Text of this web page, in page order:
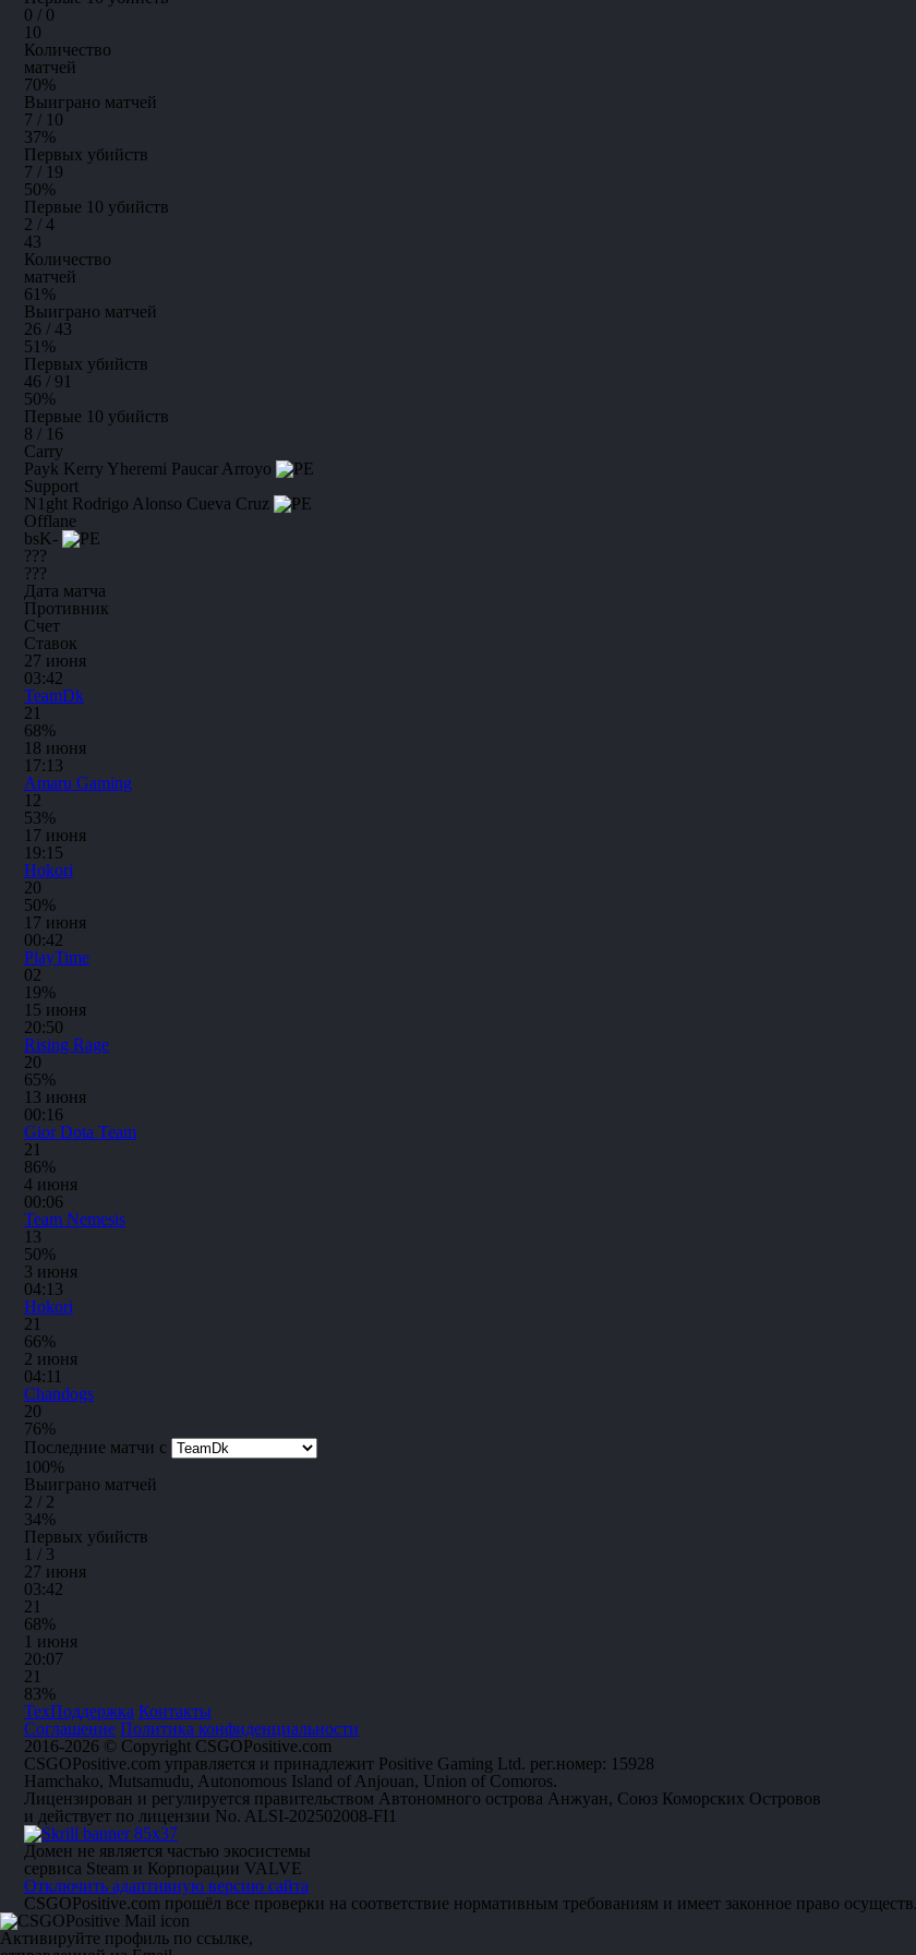
0 / 0
10
Количество
матчей
70%
Выиграно матчей
7 / 10
37%
Первых убийств
7 / 19
50%
Первые 10 убийств
2 / 4
43
Количество
матчей
61 %
Выиграно матчей
26 / 43
51 %
Первых убийств
46 / 91
50%
Первые 10 убийств
8 / 16
Carry
Payk Kerry Yheremi Paucar Arroyo
Support
N1ght Rodrigo Alonso Cueva Cruz
Offlane
bsK-
???
???
Дата матча
Противник
Счет
Ставок
27 июня
03:42
TeamDk
21
68%
18 июня
17:13
Amaru Gaming
1 2
53%
17 июня
19:15
Hokori
20
50%
17 июня
00:42
PlayTime
02
19%
15 июня
20:50
Rising Rage
20
65%
13 июня
00:16
Gior Dota Team
21
86%
4 июня
00:06
Team Nemesis
1 3
50%
3 июня
04:13
Hokori
21
66%
2 июня
04:11
Chandogs
20
76%
Последние матчи с
100%
Выиграно матчей
2 / 2
34%
Первых убийств
1 / 3
27 июня
03:42
21
68%
1 июня
20:07
21
83%
ТехПоддержка Контакты
Соглашение Политика конфиденциальности
2016-2026 © Copyright CSGOPositive.com
CSGOPositive.com управляется и принадлежит Positive Gaming Ltd. рег.номер: 15928
Hamchako, Mutsamudu, Autonomous Island of Anjouan, Union of Comoros.
Лицензирован и регулируется правительством Автономного острова Анжуан, Союз Коморских Островов
и действует по лицензии No. ALSI-202502008-FI1
Домен не является частью экосистемы
сервиса Steam и Корпорации VALVE
Отключить адаптивную версию сайта
CSGOPositive.com прошёл все проверки на соответствие нормативным требованиям и имеет законное право
Активируйте профиль по ссылке,